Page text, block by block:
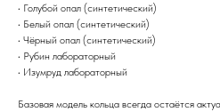
• Голубой опал (синтетический)
• Белый опал (синтетический)
• Чёрный опал (синтетический)
• Рубин лабораторный
• Изумруд лабораторный
Базовая модель кольца всегда остаётся